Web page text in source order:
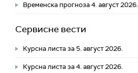
Временска прогноза 4. август 2026.
Сервисне вести
Курсна листа за 5. август 2026.
Курсна листа за 4. август 2026.